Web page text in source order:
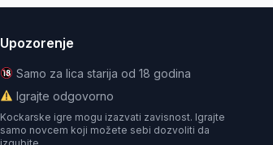
Upozorenje
Samo za lica starija od 18 godina
Igrajte odgovorno
Kockarske igre mogu izazvati zavisnost. Igrajte
samo novcem koji možete sebi dozvoliti da